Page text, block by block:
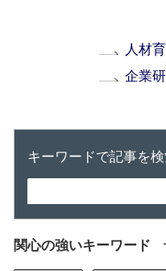
人材
企業
キーワードで記事を
関心の強いキーワード